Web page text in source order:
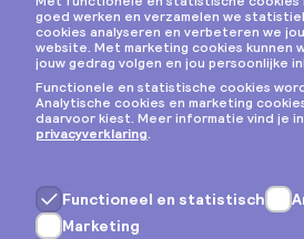
Privacy &
Algemene